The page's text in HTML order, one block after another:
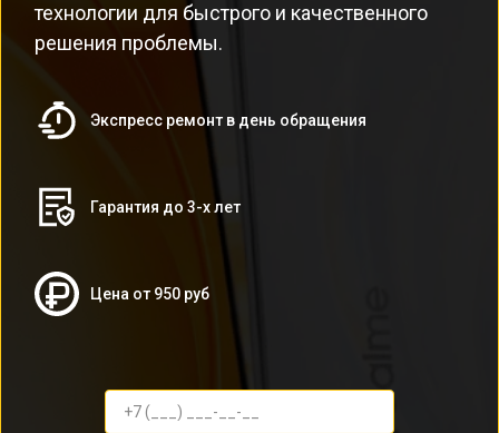
технологии для быстрого и качественного
решения проблемы.
Экспресс ремонт в день обращения
Гарантия до 3-х лет
Цена от 950 руб